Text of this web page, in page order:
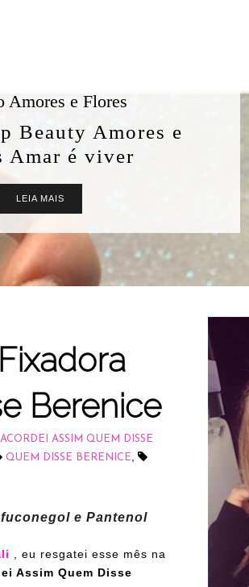
Amores e Flores
Beauty Amores e
Amar é viver
LEIA MAIS
Berenice
ASSIM QUEM DISSE
QUEM DISSE BERENICE
e Pantenol
, eu resgatei esse mês na
Assim Quem Disse